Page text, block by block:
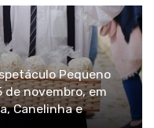
Pequeno
de novembro, em
Canelinha e